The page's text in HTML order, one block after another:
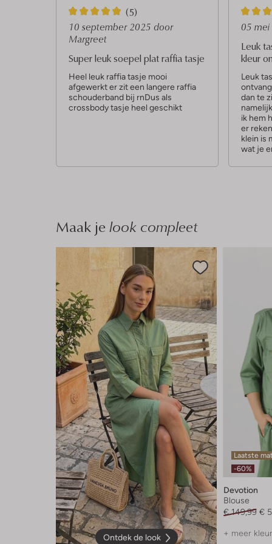
5
S
t
e
r
r
e
(5)
10 september 2025 door
Margreet
Super leuk soepel plat raffia tasje
Heel leuk raffia tasje mooi
afgewerkt er zit een langere raffia
schouderband bij rnDus als
crossbody tasje heel geschikt
3
S
t
e
r
r
e
n
05
Leuk
kleur
Leuk
dan te
ik hem
er
klein is
wat je
Maak je look compleet
Ontdek de look
Laatste
-60%
Devotion
Blouse
€ 149,99 €
+ meer